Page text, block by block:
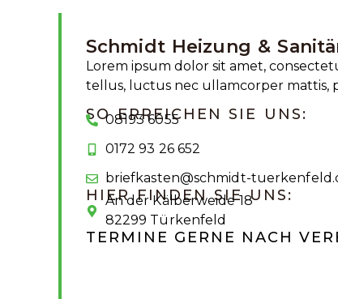
Schmidt Heizung &
Lorem ipsum dolor sit amet,
tellus, luctus nec ullamcorper mattis,
SO ERREICHEN SIE UNS:
08193 6055
0172 93 26 652
briefkasten@schmidt-
HIER FINDEN SIE UNS:
An der Kälberweide 18
82299 Türkenfeld
TERMINE GERNE NACH